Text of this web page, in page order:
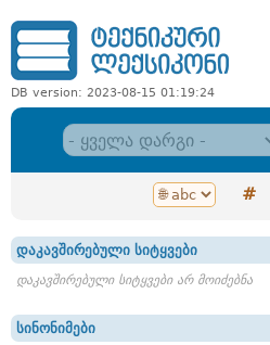
DB version: 2023-08-15 01:19:24
#
დაკავშირებული სიტყვები
დაკავშირებული სიტყვები არ მოიძებნა
სინონიმები